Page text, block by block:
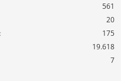
561
20
175
19.618
7